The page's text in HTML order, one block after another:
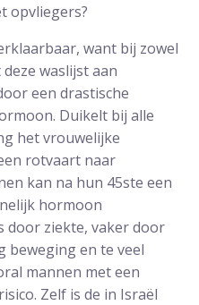
opvliegers?
want bij zowel
waslijst aan
een drastische
Duikelt bij alle
het vrouwelijke
rotvaart naar
kan na hun 45ste een
hormoon
door ziekte, vaker door
beweging en te veel
mannen met een
Zelf is de in Israël